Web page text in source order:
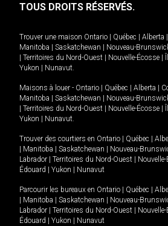
TOUS DROITS RÉSERVÉS.
Trouver une maison Ontario Québec Alberta
Manitoba
Saskatchewan Nouveau-
Territoires du Nord-Ouest Nouvelle-Écosse
Yukon
Nunavut.
Maisons à louer - Ontario Québec Alberta
Manitoba
Saskatchewan Nouveau-
Territoires du Nord-Ouest Nouvelle-Écosse
Yukon
Nunavut.
Trouver des courtiers en Ontario Québec
Manitoba Saskatchewan Nouveau-
Labrador
Territoires du Nord-Ouest
Édouard
Yukon Nunavut
Parcourir les bureaux en Ontario Québec
Manitoba Saskatchewan Nouveau-
Labrador
Territoires du Nord-Ouest
Édouard
Yukon Nunavut